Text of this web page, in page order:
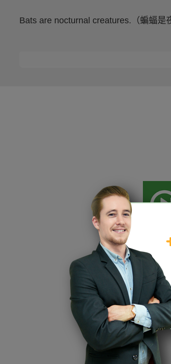
Bats are nocturnal creatures.（蝙蝠是